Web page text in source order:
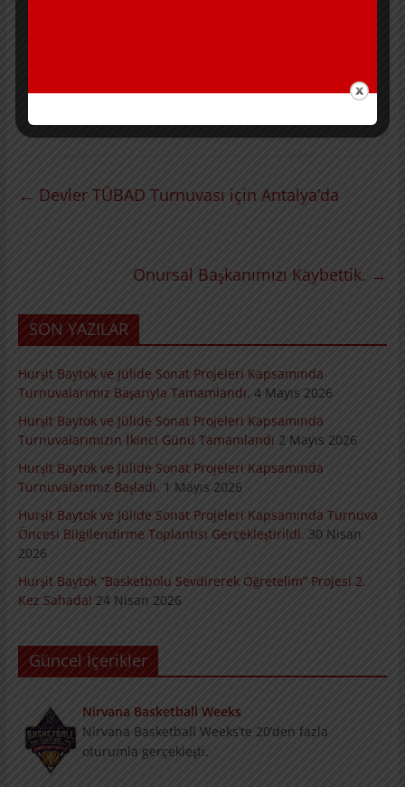
of-adolescent-s-basketball-attitudes-between-10-and-
← Devler TÜBAD Turnuvası için Antalya’da
Onursal Başkanımızı Kaybettik. →
SON YAZILAR
Hurşit Baytok ve Jülide Sonat Projeleri Kapsamında
Turnuvalarımız Başarıyla Tamamlandı. 4 Mayıs 2026
Hurşit Baytok ve Jülide Sonat Projeleri Kapsamında
Turnuvalarımızın İkinci Günü Tamamlandı 2 Mayıs 2026
Hurşit Baytok ve Jülide Sonat Projeleri Kapsamında
Turnuvalarımız Başladı. 1 Mayıs 2026
Hurşit Baytok ve Jülide Sonat Projeleri Kapsamında Turnuva
Öncesi Bilgilendirme Toplantısı Gerçekleştirildi. 30 Nisan
2026
Hurşit Baytok “Basketbolu Sevdirerek Öğretelim” Projesi 2.
Kez Sahada! 24 Nisan 2026
Güncel İçerikler
Nirvana Basketball Weeks
Nirvana Basketball Weeks’te 20’den fazla
oturumla gerçekleşti.